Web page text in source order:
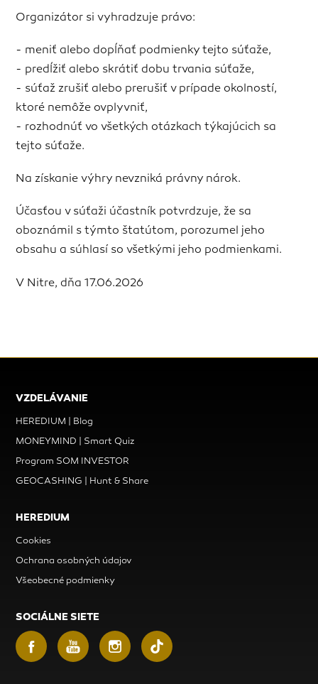
Organizátor si vyhradzuje právo:
- meniť alebo dopĺňať podmienky tejto súťaže,
- predĺžiť alebo skrátiť dobu trvania súťaže,
- súťaž zrušiť alebo prerušiť v prípade okolností,
ktoré nemôže ovplyvniť,
- rozhodnúť vo všetkých otázkach týkajúcich sa
tejto súťaže.
Na získanie výhry nevzniká právny nárok.
Účasťou v súťaži účastník potvrdzuje, že sa
oboznámil s týmto štatútom, porozumel jeho
obsahu a súhlasí so všetkými jeho podmienkami.
V Nitre, dňa 17.06.2026
VZDELÁVANIE
HEREDIUM | Blog
MONEYMIND | Smart Quiz
Program SOM INVESTOR
GEOCASHING | Hunt & Share
HEREDIUM
Cookies
Ochrana osobných údajov
Všeobecné podmienky
SOCIÁLNE SIETE